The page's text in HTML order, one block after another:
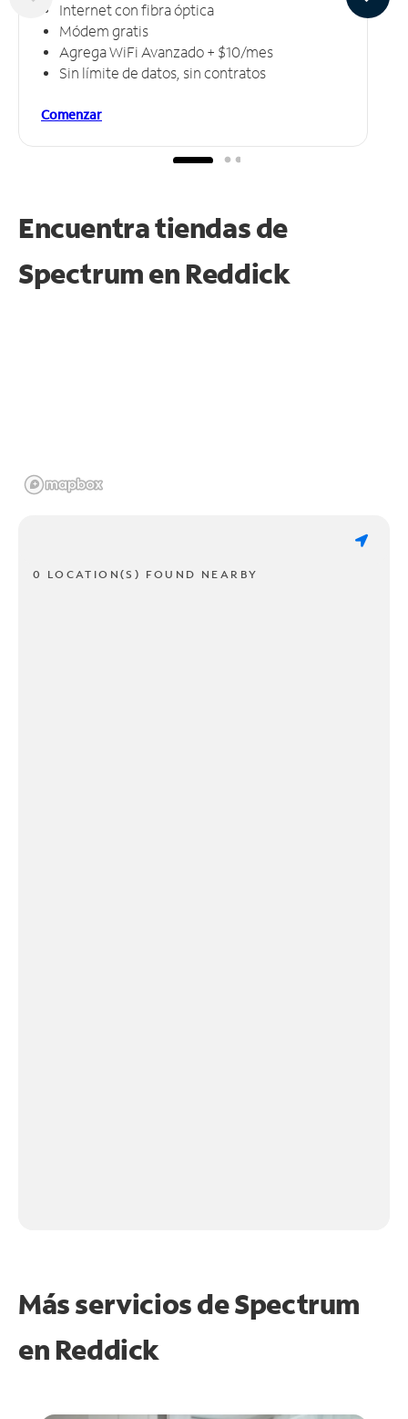
Internet con fibra óptica
Módem gratis
Agrega WiFi Avanzado + $10/mes
Sin límite de datos, sin contratos
Comenzar
Encuentra tiendas de
Spectrum en Reddick
0 LOCATION(S) FOUND NEARBY
Más servicios de Spectrum
en Reddick